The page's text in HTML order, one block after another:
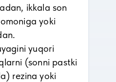
ikkala son
yoki
yuqori
(sonni pastki
rezina yoki